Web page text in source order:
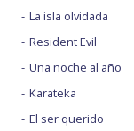
La isla olvidada
Resident Evil
Una noche al año
Karateka
El ser querido